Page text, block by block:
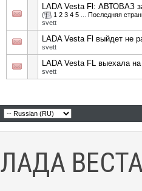
LADA Vesta Fl: АВТОВАЗ
( 1 2 3 4 5 Последняя
svett
LADA Vesta Fl выйдет не
svett
LADA Vesta FL выехала
svett
ЛАДА ВЕСТА